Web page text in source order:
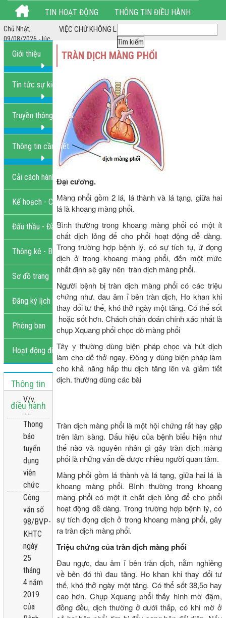
TIN HOẠT ĐỘNG THÔNG TIN ĐIỀU HÀNH
THỦ TỤC HÀNH CHÍNH HÌNH ẢNH HOẠT ĐỘNG
LIÊN HỆ
Chủ Nhật,
09/08/2026 - lúc
9:02:40 AM
LÀM HẾT VIỆC CHỨ KHÔNG LÀM HẾT GIỜ ***
Giới thiệu
Tin tức sự kiện
Truyền thông GDSK
Thông tin cần biết
Cải cách hành chính
Kế hoạch - Chiến lược
Đấu thầu - Đầu tư
Thông kê - Báo cáo
Sơ đồ trang
Đăng ký lịch khám
Phòng ban
Hoạt động điều hành
Thông tin
điều hành
V/v..
.....
Thong
báo
tuyển
dụng
viên
chức
Công
văn số
98/BVP-
KHTC
ngày
25
tháng
4 năm
2019
của
TRÀN DỊCH MÀNG PHỔI
Đại cương.
Màng phổi gồm 2 lá, lá thành và lá tạng, giữa hai
lá là khoang màng phổi.
Bình thường trong khoang màng phổi có một ít
chất dịch lỏng để cho phổi hoạt động dễ dàng.
Trong trường hợp bệnh lý, có sự tích tụ, ứ đọng
dịch ở trong khoang màng phổi, đến một mức
nhất định sẽ gây nên tràn dịch màng phổi.
Người bệnh bị tràn dịch màng phổi có các triệu
chứng như. đau âm ỉ bên tràn dịch, Ho khan khi
thay đổi tư thế, khó thở ngày một tăng. Có thể sốt
hoặc sốt hơn. Chách chẩn đoán chính xác nhất là
chụp Xquang phổi chọc dò màng phổi
Tây y thường dùng biện pháp chọc và hút dịch
làm cho dễ thở ngay. Đông y dùng biện pháp làm
cho khả năng hấp thu dịch tăng lên và giảm tiết
dịch. thường dùng các bài
Tràn dịch màng phổi là một hội chứng rất hay gặp
trên lâm sàng. Dấu hiệu của bệnh biểu hiện như
thế nào và nguyên nhân gì gây tràn dịch màng
phổi là những vấn đề được nhiều người quan tâm.
Màng phổi gồm lá thành và lá tạng, giữa hai lá là
khoang màng phổi. Bình thường trong khoang
màng phổi có một ít chất dịch lỏng để cho phổi
hoạt động dễ dàng. Trong trường hợp bệnh lý, có
sự tích đọng dịch ở trong khoang màng phổi, gây
ra tràn dịch màng phổi.
Triệu chứng của tràn dịch màng phổi
Đau ngực, đau âm ỉ bên tràn dịch, nằm nghiêng
về bên đó thì đau tăng. Ho khan khi thay đổi tư
thế, khó thở ngày một tăng. Có thể sốt 38,5o hay
cao hơn. Chụp Xquang phổi thấy hình mờ đậm,
đồng đều, dịch thường ở dưới thấp, có khi mờ ở